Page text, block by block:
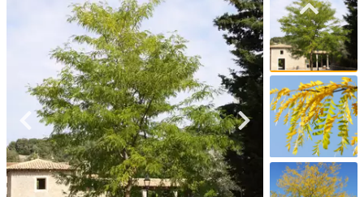
Zum vorigen Bild Zum nächsten Bild
Zum vorigen Bild